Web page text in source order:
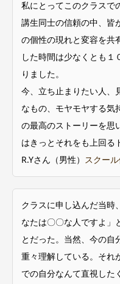
私にとってこのクラスで
講生同士の信頼の中、皆
の個性の現れと変容を共
した時間は少なくとも１
りました。
今、立ち止まりたい人、
なもの、モヤモヤする気
の最高のストーリーを思
はきっとそれをも上回る
R.Yさん（男性） スクー
クラスに申し込んだ当時
なたは〇〇な人ですよ」
とだった。当然、今の自
重々理解している。それ
での自分なんて直視した